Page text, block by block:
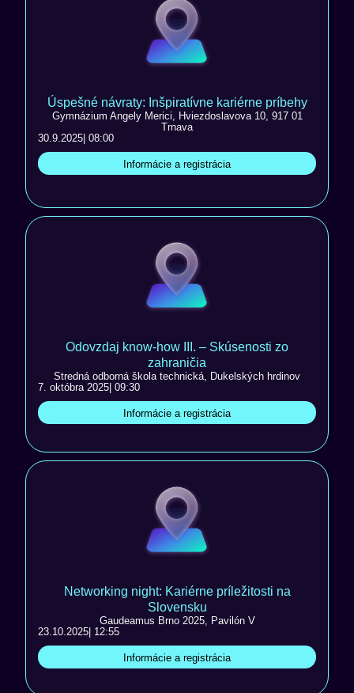
Úspešné návraty: Inšpiratívne kariérne príbehy
Gymnázium Angely Merici, Hviezdoslavova 10, 917 01
Trnava
30.9.2025 | 08:00
Informácie a registrácia
Odovzdaj know-how III. – Skúsenosti zo
zahraničia
Stredná odborná škola technická, Dukelských hrdinov
7. októbra 2025 | 09:30
Informácie a registrácia
Networking night: Kariérne príležitosti na
Slovensku
Gaudeamus Brno 2025, Pavilón V
23.10.2025 | 12:55
Informácie a registrácia